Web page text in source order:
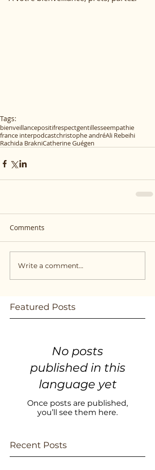
Tags:
bienveillancepositifrespectgentillesseempathie
france interpodcastchristophe andréAli Rebeihi
Rachida BrakniCatherine Guégen
Comments
Write a comment...
Featured Posts
No posts
published in this
language yet
Once posts are published,
you’ll see them here.
Recent Posts